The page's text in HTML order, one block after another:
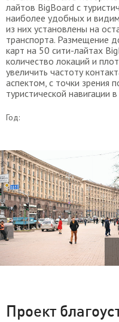
лайтов BigBoard с
наиболее удобных и
из них установлены на
транспорта. Размещение
карт на 50 сити-лайтах
количество локаций и
увеличить частоту
аспектом, с точки зрения
туристической навигации
Год:
Проект